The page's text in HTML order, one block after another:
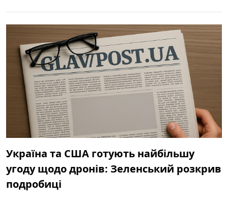
Україна та США готують найбільшу
угоду щодо дронів: Зеленський розкрив
подробиці